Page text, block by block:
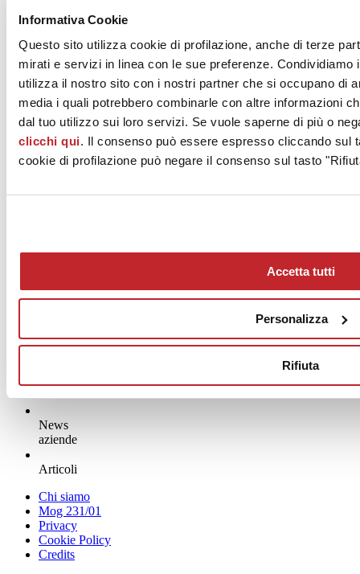
Informativa Cookie
Questo sito utilizza cookie di profilazione, anche di terze
mirati e servizi in linea con le sue preferenze.
utilizza il nostro sito con i nostri partner che si occupano di
media i quali potrebbero combinarle con altre informazioni
dal tuo utilizzo sui loro servizi. Se vuole saperne di più o
clicchi qui. Il consenso può essere espresso cliccando sul
cookie di profilazione può negare il consenso sul tasto
Accetta tutti
Personalizza
Rifiuta
svolgere importanti attività eco-attive: piastrelle fotovoltaiche da
e piastrelle in grado di sfruttare il naturale processo di fotocatalisi
attivato dalla luce solare o artificiale per svolgere funzioni
antinquinanti e autopulenti, determinando notevoli benefici sia
all’esterno che all’interno degli edifici. Trattate secondo
procedimenti che sfruttano le proprietà dei metalli nobili e del
biossido di titanio, contribuiscono alla trasformazione di inquinanti
presenti sui materiali e nell’aria (quali l’ossido di azoto, le polveri
sottili e i composti organici volatili) in sali inorganici innocui solubili
in acqua. La capacità di attirare e trattenere le molecole d’acqua
loro superficie, che può essere rimosso agevolmente riducendo l’uso
Guarda il videosulla sostenibilità dell’industria ceramica italiana.
News
aziende
Articoli
Chi siamo
Mog 231/01
Privacy
Cookie Policy
Credits